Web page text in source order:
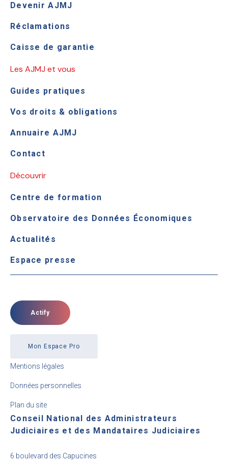
Devenir AJMJ
Réclamations
Caisse de garantie
Les AJMJ et vous
Guides pratiques
Vos droits & obligations
Annuaire AJMJ
Contact
Découvrir
Centre de formation
Observatoire des Données Économiques
Actualités
Espace presse
Actify
Mon Espace Pro
Mentions légales
Données personnelles
Plan du site
Conseil National des Administrateurs
Judiciaires et des Mandataires Judiciaires
6 boulevard des Capucines